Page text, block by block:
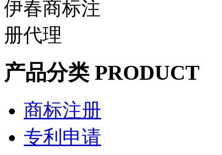
产品分类 PRODUCT
商标注册
专利申请